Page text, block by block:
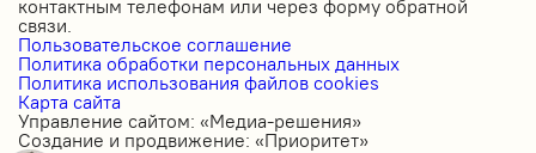
контактным телефонам или через форму обратной
связи.
Пользовательское соглашение
Политика обработки персональных данных
Политика использования файлов cookies
Карта сайта
Управление сайтом: «Медиа-решения»
Создание и продвижение: «Приоритет»